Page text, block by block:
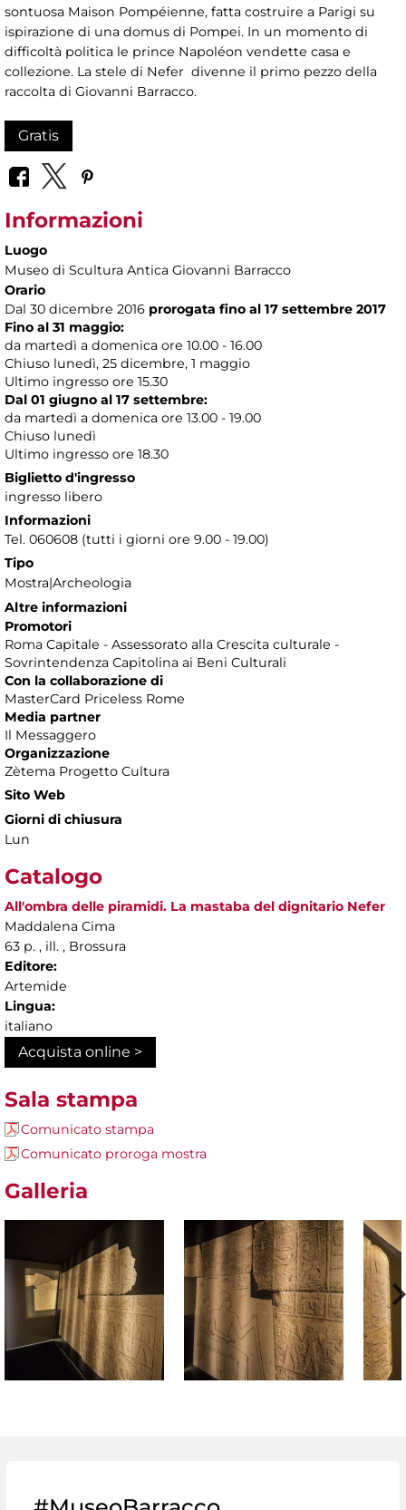
sontuosa Maison Pompéienne, fatta costruire a Parigi su
ispirazione di una domus di Pompei. In un momento di
difficoltà politica le prince Napoléon vendette casa e
collezione. La stele di Nefer divenne il primo pezzo della
raccolta di Giovanni Barracco.
Gratis
Informazioni
Luogo
Museo di Scultura Antica Giovanni Barracco
Orario
Dal 30 dicembre 2016 prorogata fino al 17 settembre 2017
Fino al 31 maggio:
da martedì a domenica ore 10.00 - 16.00
Chiuso lunedì, 25 dicembre, 1 maggio
Ultimo ingresso ore 15.30
Dal 01 giugno al 17 settembre:
da martedì a domenica ore 13.00 - 19.00
Chiuso lunedì
Ultimo ingresso ore 18.30
Biglietto d'ingresso
ingresso libero
Informazioni
Tel. 060608 (tutti i giorni ore 9.00 - 19.00)
Tipo
Mostra|Archeologia
Altre informazioni
Promotori
Roma Capitale - Assessorato alla Crescita culturale -
Sovrintendenza Capitolina ai Beni Culturali
Con la collaborazione di
MasterCard Priceless Rome
Media partner
Il Messaggero
Organizzazione
Zètema Progetto Cultura
Sito Web
Giorni di chiusura
Lun
Catalogo
All'ombra delle piramidi. La mastaba del dignitario Nefer
Maddalena Cima
63 p. , ill. , Brossura
Editore:
Artemide
Lingua:
italiano
Acquista online >
Sala stampa
Comunicato stampa
Comunicato proroga mostra
Galleria